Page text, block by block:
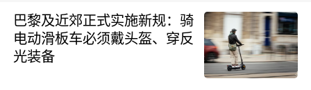
巴黎及近郊正式实施新规：骑
电动滑板车必须戴头盔、穿反
光装备